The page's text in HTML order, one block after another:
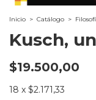
Inicio > Catálogo >
Kusch,
$19.500,00
18 x $2.171,33